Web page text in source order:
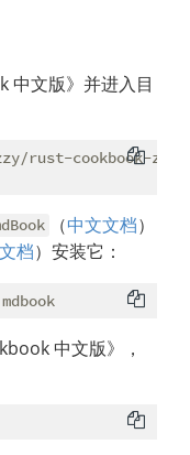
中文版》并进入目
rust-cookbook-zh-
（中文文档）
档）安装它：
中文版》，